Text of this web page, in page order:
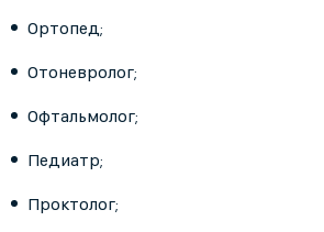
Ортопед;
Отоневролог;
Офтальмолог;
Педиатр;
Проктолог;